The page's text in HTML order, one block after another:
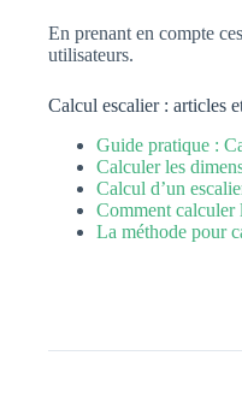
En prenant en compte
utilisateurs.
Calcul escalier : articles
Guide pratique :
Calculer les
Calcul d’un
Comment calculer
La méthode pour